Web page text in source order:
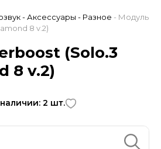
- Аксессуары - Разное - Модуль
8 v.2)
(Solo.3
8 v.2)
2 шт.